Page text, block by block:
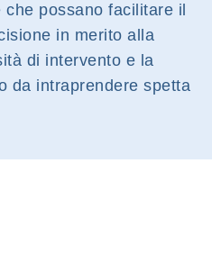
possano facilitare il
in merito alla
di intervento e la
da intraprendere spetta